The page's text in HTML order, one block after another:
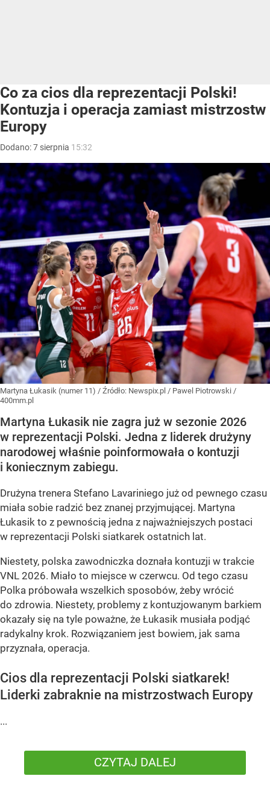
Co za cios dla reprezentacji Polski!
Kontuzja i operacja zamiast mistrzostw
Europy
Dodano:7 sierpnia 15:32
Martyna Łukasik (numer 11) / Źródło: Newspix.pl / Pawel Piotrowski /
400mm.pl
Martyna Łukasik nie zagra już w sezonie 2026
w reprezentacji Polski. Jedna z liderek drużyny
narodowej właśnie poinformowała o kontuzji
i koniecznym zabiegu.
Drużyna trenera Stefano Lavariniego już od pewnego czasu
miała sobie radzić bez znanej przyjmującej. Martyna
Łukasik to z pewnością jedna z najważniejszych postaci
w reprezentacji Polski siatkarek ostatnich lat.
Niestety, polska zawodniczka doznała kontuzji w trakcie
VNL 2026. Miało to miejsce w czerwcu. Od tego czasu
Polka próbowała wszelkich sposobów, żeby wrócić
do zdrowia. Niestety, problemy z kontuzjowanym barkiem
okazały się na tyle poważne, że Łukasik musiała podjąć
radykalny krok. Rozwiązaniem jest bowiem, jak sama
przyznała, operacja.
Cios dla reprezentacji Polski siatkarek!
Liderki zabraknie na mistrzostwach Europy
...
CZYTAJ DALEJ